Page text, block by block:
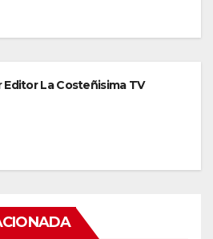
Editor La Costeñisima TV